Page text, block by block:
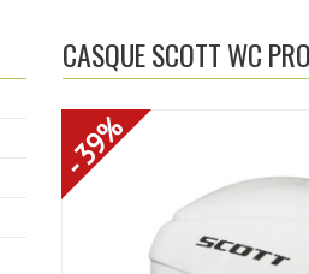
CASQUE SCOTT WC
- 39%